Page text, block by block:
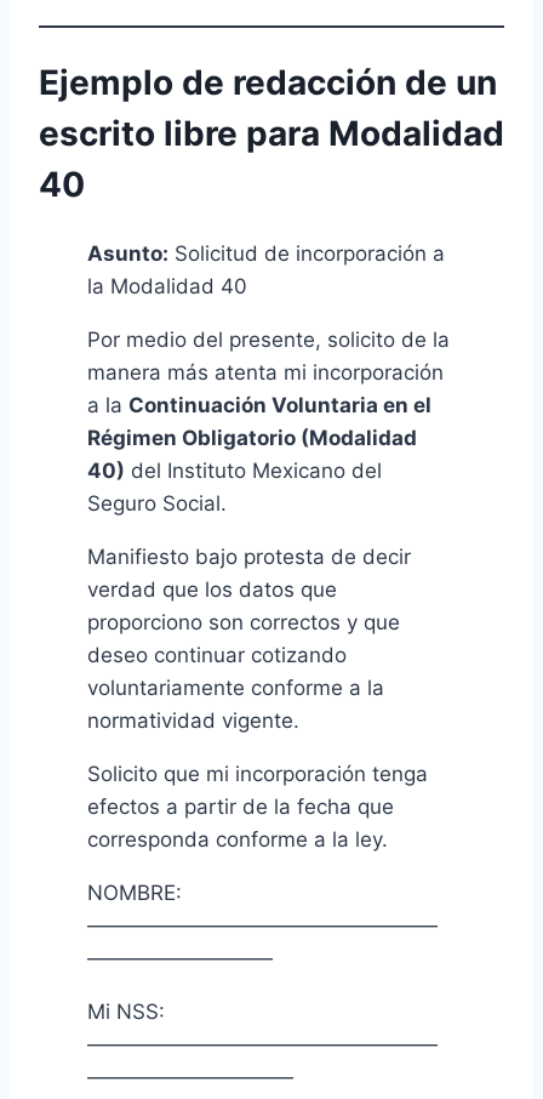
Ejemplo de redacción de un
escrito libre para Modalidad
40
Asunto: Solicitud de incorporación a
la Modalidad 40
Por medio del presente, solicito de la
manera más atenta mi incorporación
a la Continuación Voluntaria en el
Régimen Obligatorio (Modalidad
40) del Instituto Mexicano del
Seguro Social.
Manifiesto bajo protesta de decir
verdad que los datos que
proporciono son correctos y que
deseo continuar cotizando
voluntariamente conforme a la
normatividad vigente.
Solicito que mi incorporación tenga
efectos a partir de la fecha que
corresponda conforme a la ley.
NOMBRE:
—————————————————
—————————
Mi NSS:
—————————————————
——————————